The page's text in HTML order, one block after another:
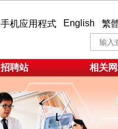
手机应用程式 English 繁
招聘站 相关